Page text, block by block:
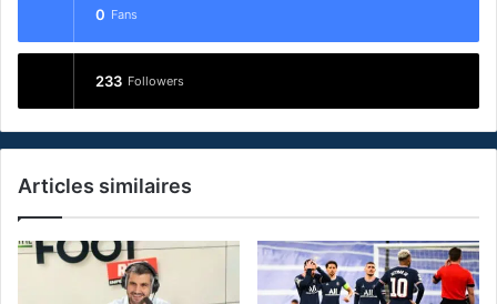
0 Fans
233 Followers
Articles similaires